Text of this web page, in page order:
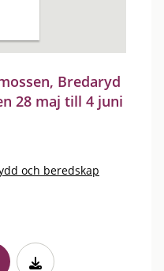
Bredaryd
28 maj till 4 juni
och beredskap